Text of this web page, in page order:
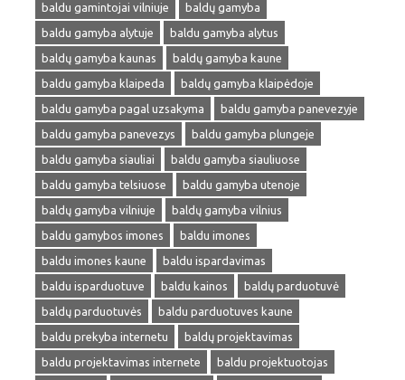
baldu gamintojai vilniuje
baldų gamyba
baldu gamyba alytuje
baldu gamyba alytus
baldų gamyba kaunas
baldų gamyba kaune
baldu gamyba klaipeda
baldų gamyba klaipėdoje
baldu gamyba pagal uzsakyma
baldu gamyba panevezyje
baldu gamyba panevezys
baldu gamyba plungeje
baldu gamyba siauliai
baldu gamyba siauliuose
baldu gamyba telsiuose
baldu gamyba utenoje
baldų gamyba vilniuje
baldų gamyba vilnius
baldu gamybos imones
baldu imones
baldu imones kaune
baldu ispardavimas
baldu isparduotuve
baldu kainos
baldų parduotuvė
baldų parduotuvės
baldu parduotuves kaune
baldu prekyba internetu
baldų projektavimas
baldu projektavimas internete
baldu projektuotojas